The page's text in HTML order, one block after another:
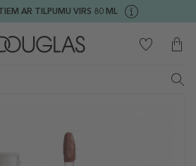
AR TILPUMU VIRS 80 ML